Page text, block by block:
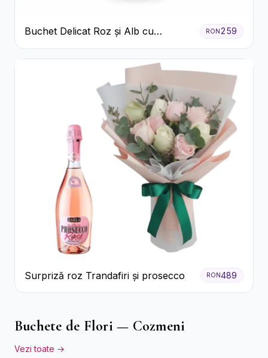
Buchet Delicat Roz și Alb cu
Trandafiri și Lisianthus
RON259
Surpriză roz Trandafiri și prosecco RON489
Buchete de Flori — Cozmeni
Vezi toate →